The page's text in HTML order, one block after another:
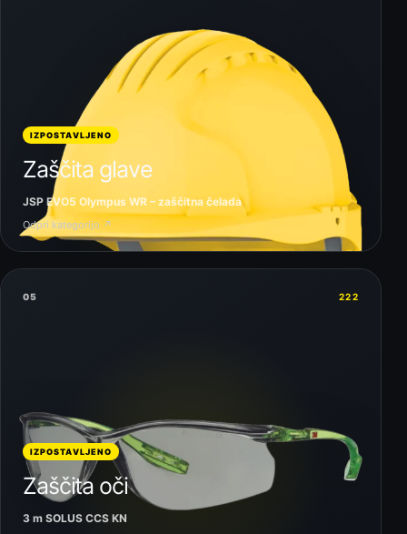
IZPOSTAVLJENO
Zaščita glave
JSP EVO5 Olympus WR – zaščitna čelada
Odpri kategorijo ↗
05 222
IZPOSTAVLJENO
Zaščita oči
3 m SOLUS CCS KN